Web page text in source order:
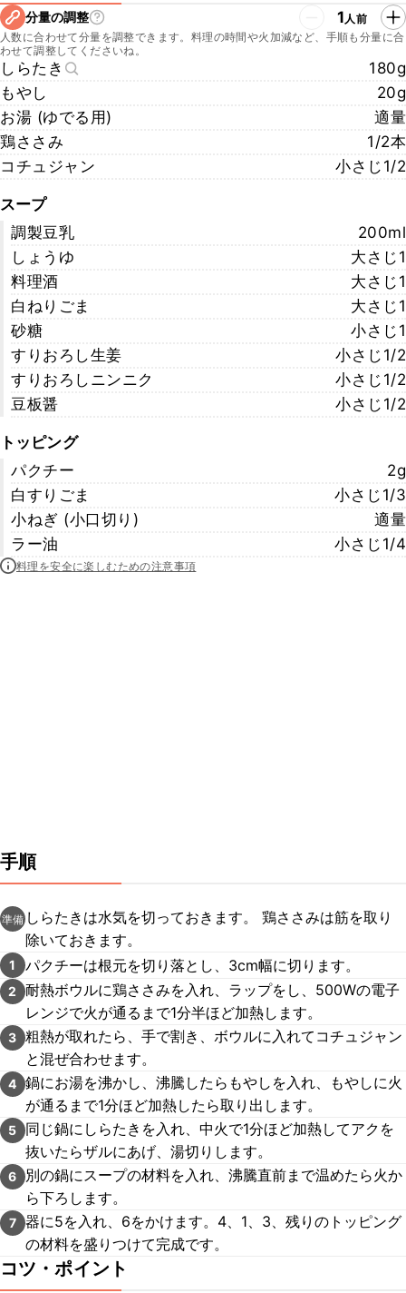
分量の調整 1人前
人数に合わせて分量を調整できます。料理の時間や火加減など、手順も分量に合
わせて調整してくださいね。
しらたき
180g
もやし
20g
お湯 (ゆでる用)
適量
鶏ささみ
1/2本
コチュジャン
小さじ1/2
スープ
調製豆乳
200ml
しょうゆ
大さじ1
料理酒
大さじ1
白ねりごま
大さじ1
砂糖
小さじ1
すりおろし生姜
小さじ1/2
すりおろしニンニク
小さじ1/2
豆板醤
小さじ1/2
トッピング
パクチー
2g
白すりごま
小さじ1/3
小ねぎ (小口切り)
適量
ラー油
小さじ1/4
料理を安全に楽しむための注意事項
手順
準備 しらたきは水気を切っておきます。 鶏ささみは筋を取り
除いておきます。
1 パクチーは根元を切り落とし、3cm幅に切ります。
2
耐熱ボウルに鶏ささみを入れ、ラップをし、500Wの電子
レンジで火が通るまで1分半ほど加熱します。
3 粗熱が取れたら、手で割き、ボウルに入れてコチュジャン
と混ぜ合わせます。
4 鍋にお湯を沸かし、沸騰したらもやしを入れ、もやしに火
が通るまで1分ほど加熱したら取り出します。
5
同じ鍋にしらたきを入れ、中火で1分ほど加熱してアクを
抜いたらザルにあげ、湯切りします。
6
別の鍋にスープの材料を入れ、沸騰直前まで温めたら火か
ら下ろします。
7 器に5を入れ、6をかけます。4、1、3、残りのトッピング
の材料を盛りつけて完成です。
コツ・ポイント